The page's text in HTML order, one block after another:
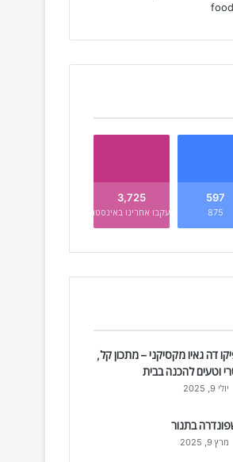
597
875
3,725
עקבו אחרינו באינסטגרם
דה גאיו מקסיקני – מתכון קל,
וטעים להכנה בבית
יולי 9, 2025
בתנור
מרץ 9, 2025